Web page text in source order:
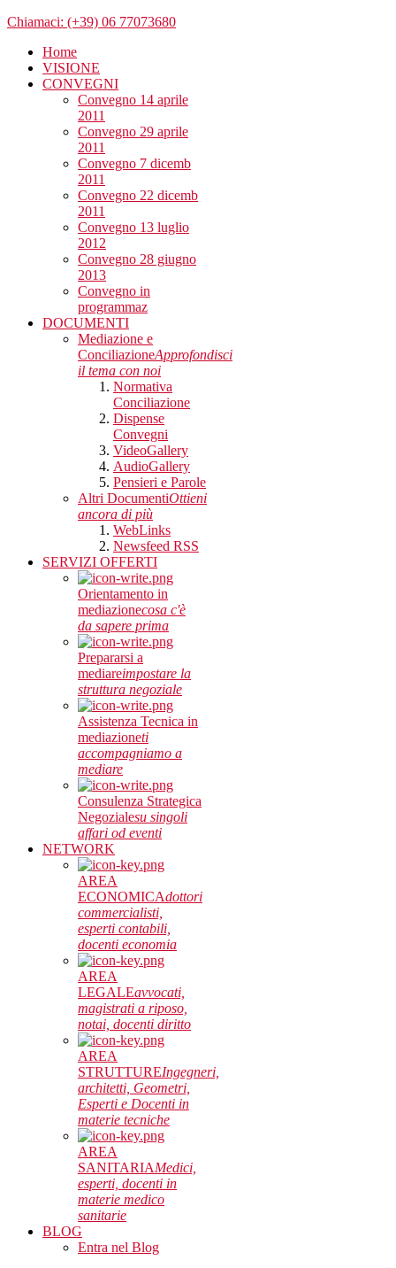
Chiamaci: (+39) 06 77073680
Home
VISIONE
CONVEGNI
Convegno 14 aprile
2011
Convegno 29 aprile
2011
Convegno 7 dicemb
2011
Convegno 22 dicemb
2011
Convegno 13 luglio
2012
Convegno 28 giugno
2013
Convegno in
programmaz
DOCUMENTI
Mediazione e
ConciliazioneApprofondisci
il tema con noi
Normativa
Conciliazione
Dispense
Convegni
VideoGallery
AudioGallery
Pensieri e Parole
Altri DocumentiOttieni
ancora di più
WebLinks
Newsfeed RSS
SERVIZI OFFERTI
Orientamento in
mediazionecosa c'è
da sapere prima
Prepararsi a
mediareimpostare la
struttura negoziale
Assistenza Tecnica in
mediazioneti
accompagniamo a
mediare
Consulenza Strategica
Negozialesu singoli
affari od eventi
NETWORK
AREA
ECONOMICAdottori
commercialisti,
esperti contabili,
docenti economia
AREA
LEGALEavvocati,
magistrati a riposo,
notai, docenti diritto
AREA
STRUTTUREIngegneri,
architetti, Geometri,
Esperti e Docenti in
materie tecniche
AREA
SANITARIAMedici,
esperti, docenti in
materie medico
sanitarie
BLOG
Entra nel Blog